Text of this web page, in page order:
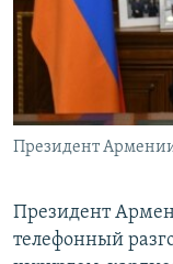
English
Русский
Все сайты
Президент
Президент
телефонный